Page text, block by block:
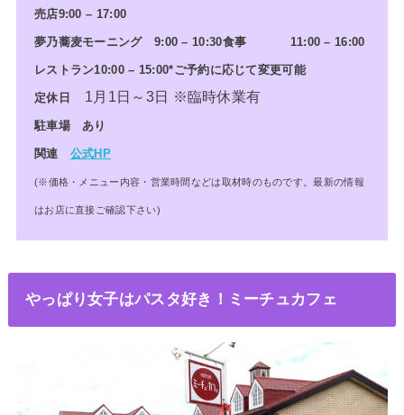
売店9:00 – 17:00
夢乃蕎麦モーニング 9:00 – 10:30食事 11:00 – 16:00
レストラン10:00 – 15:00*ご予約に応じて変更可能
定休日 1月1日～3日 ※臨時休業有
駐車場 あり
関連 公式HP
(※価格・メニュー内容・営業時間などは取材時のものです。最新の情報
はお店に直接ご確認下さい)
やっぱり女子はパスタ好き！ミーチュカフェ